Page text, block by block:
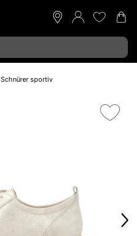
Schnürer sportiv